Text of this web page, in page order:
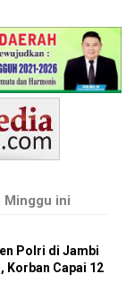
ini
Polri di Jambi
Korban Capai 12